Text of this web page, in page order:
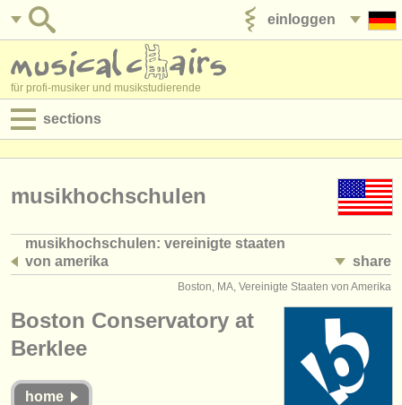
einloggen
für profi-musiker und musikstudierende
sections
jobs - verwaltung
kurse
musikwettbewerbe
musikhochschulen
musikhochschulen: vereinigte staaten
von amerika
share
Boston, MA, Vereinigte Staaten von Amerika
Boston Conservatory at
Berklee
home